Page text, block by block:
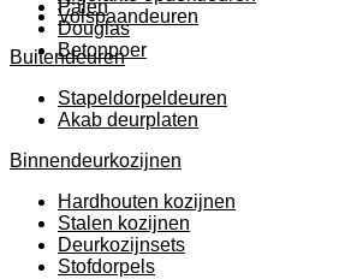
Palen
Douglas
Betonpoer
Volspaandeuren
Buitendeuren
Stapeldorpeldeuren
Akab deurplaten
Binnendeurkozijnen
Hardhouten kozijnen
Stalen kozijnen
Deurkozijnsets
Stofdorpels